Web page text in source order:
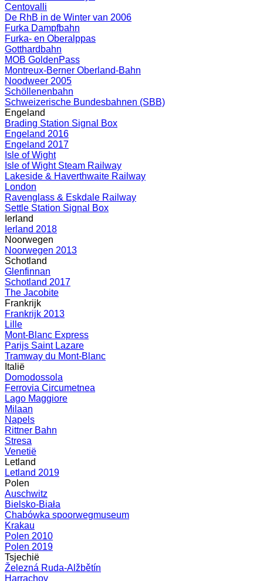
Centovalli
De RhB in de Winter van 2006
Furka Dampfbahn
Furka- en Oberalppas
Gotthardbahn
MOB GoldenPass
Montreux-Berner Oberland-Bahn
Noodweer 2005
Schöllenenbahn
Schweizerische Bundesbahnen (SBB)
Engeland
Brading Station Signal Box
Engeland 2016
Engeland 2017
Isle of Wight
Isle of Wight Steam Railway
Lakeside & Haverthwaite Railway
London
Ravenglass & Eskdale Railway
Settle Station Signal Box
Ierland
Ierland 2018
Noorwegen
Noorwegen 2013
Schotland
Glenfinnan
Schotland 2017
The Jacobite
Frankrijk
Frankrijk 2013
Lille
Mont-Blanc Express
Parijs Saint Lazare
Tramway du Mont-Blanc
Italië
Domodossola
Ferrovia Circumetnea
Lago Maggiore
Milaan
Napels
Rittner Bahn
Stresa
Venetië
Letland
Letland 2019
Polen
Auschwitz
Bielsko-Biała
Chabówka spoorwegmuseum
Krakau
Polen 2010
Polen 2019
Tsjechië
Železná Ruda-Alžbětín
Harrachov